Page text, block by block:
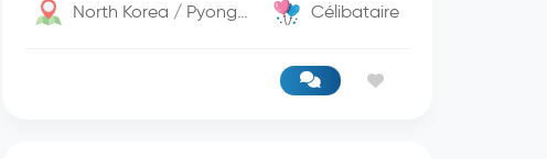
North Korea / PyongYang Célibataire